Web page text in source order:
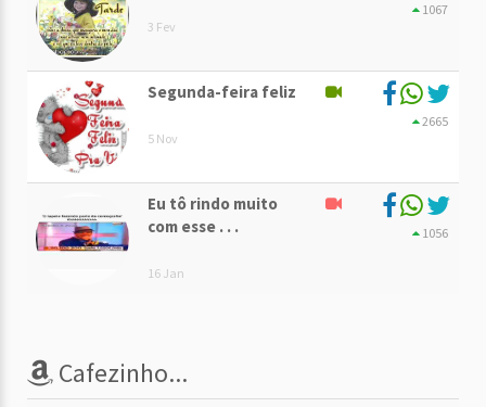
3 Fev
1067
Segunda-feira feliz
5 Nov
2665
Eu tô rindo muito
com esse . . .
16 Jan
1056
Cafezinho...